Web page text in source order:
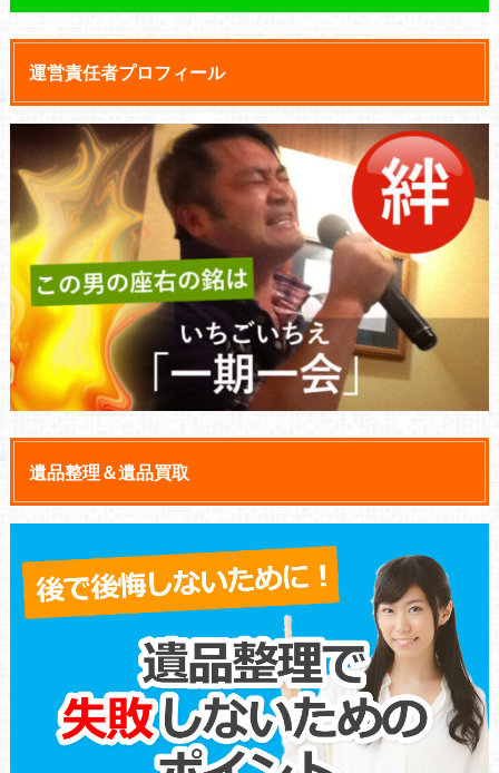
運営責任者プロフィール
遺品整理＆遺品買取